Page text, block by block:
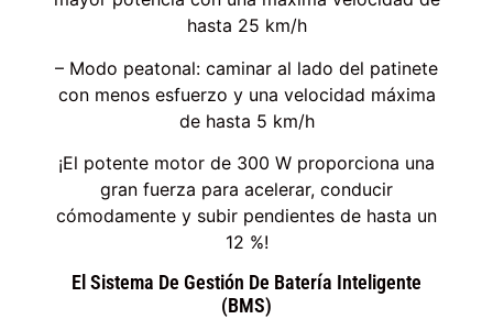
hasta 25 km/h
– Modo peatonal: caminar al lado del patinete
con menos esfuerzo y una velocidad máxima
de hasta 5 km/h
¡El potente motor de 300 W proporciona una
gran fuerza para acelerar, conducir
cómodamente y subir pendientes de hasta un
12 %!
El Sistema De Gestión De Batería Inteligente
(BMS)